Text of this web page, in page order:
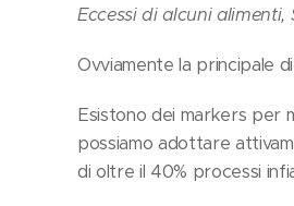
Eccessi di alcuni alimenti,
Ovviamente la principale
Esistono dei markers per
possiamo adottare
di oltre il 40% processi